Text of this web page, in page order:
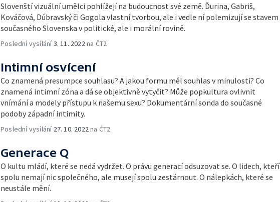
Slovenští vizuální umělci pohlížejí na budoucnost své země. Ďurina, Gabriš,
Kováčová, Dúbravský či Gogola vlastní tvorbou, ale i vedle ní polemizují se stavem
současného Slovenska v politické, ale i morální rovině.
Poslední vysílání3. 11. 2022 na ČT2
Intimní osvícení
Co znamená presumpce souhlasu? A jakou formu měl souhlas v minulosti? Co
znamená intimní zóna a dá se objektivně vytyčit? Může popkultura ovlivnit
vnímání a modely přístupu k našemu sexu? Dokumentární sonda do současné
podoby západní intimity.
Poslední vysílání 27. 10. 2022 na ČT2
Generace Q
O kultu mládí, které se nedá vydržet. O právu generací odsuzovat se. O lidech, kteří
spolu nemají nic společného, ale musejí spolu zestárnout. O nálepkách, které se
neustále mění.